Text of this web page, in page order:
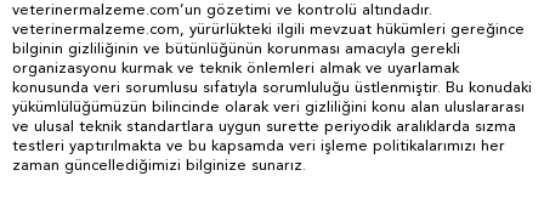
veterinermalzeme.com’un gözetimi ve kontrolü altındadır.
veterinermalzeme.com, yürürlükteki ilgili mevzuat hükümleri gereğince
bilginin gizliliğinin ve bütünlüğünün korunması amacıyla gerekli
organizasyonu kurmak ve teknik önlemleri almak ve uyarlamak
konusunda veri sorumlusu sıfatıyla sorumluluğu üstlenmiştir. Bu konudaki
yükümlülüğümüzün bilincinde olarak veri gizliliğini konu alan uluslararası
ve ulusal teknik standartlara uygun surette periyodik aralıklarda sızma
testleri yaptırılmakta ve bu kapsamda veri işleme politikalarımızı her
zaman güncellediğimizi bilginize sunarız.